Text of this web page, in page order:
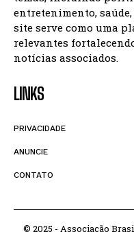
entretenimento,
site serve como uma
relevantes
notícias associados.
LINKS
PRIVACIDADE
ANUNCIE
CONTATO
© 2025 - Associação